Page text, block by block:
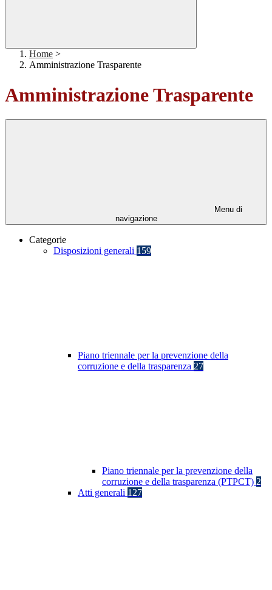
Home >
Amministrazione Trasparente
Amministrazione Trasparente
Menu di
navigazione
Categorie
Disposizioni generali 159
Piano triennale per la prevenzione della
corruzione e della trasparenza 27
Piano triennale per la prevenzione della
corruzione e della trasparenza (PTPCT) 2
Atti generali 127